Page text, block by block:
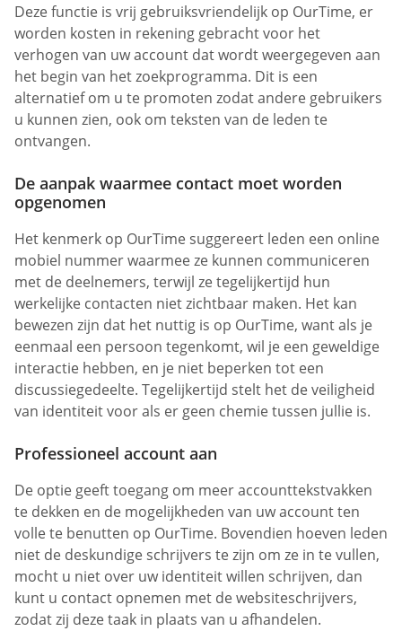
Deze functie is vrij gebruiksvriendelijk op OurTime, er
worden kosten in rekening gebracht voor het
verhogen van uw account dat wordt weergegeven aan
het begin van het zoekprogramma. Dit is een
alternatief om u te promoten zodat andere gebruikers
u kunnen zien, ook om teksten van de leden te
ontvangen.
De aanpak waarmee contact moet worden
opgenomen
Het kenmerk op OurTime suggereert leden een online
mobiel nummer waarmee ze kunnen communiceren
met de deelnemers, terwijl ze tegelijkertijd hun
werkelijke contacten niet zichtbaar maken. Het kan
bewezen zijn dat het nuttig is op OurTime, want als je
eenmaal een persoon tegenkomt, wil je een geweldige
interactie hebben, en je niet beperken tot een
discussiegedeelte. Tegelijkertijd stelt het de veiligheid
van identiteit voor als er geen chemie tussen jullie is.
Professioneel account aan
De optie geeft toegang om meer accounttekstvakken
te dekken en de mogelijkheden van uw account ten
volle te benutten op OurTime. Bovendien hoeven leden
niet de deskundige schrijvers te zijn om ze in te vullen,
mocht u niet over uw identiteit willen schrijven, dan
kunt u contact opnemen met de websiteschrijvers,
zodat zij deze taak in plaats van u afhandelen.